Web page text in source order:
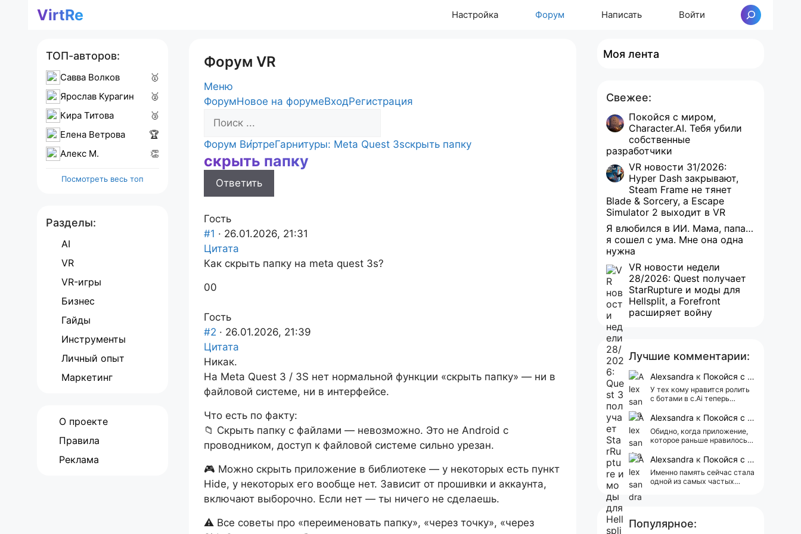
ПерейтиVirtRe Настройка Форум Написать Войти Поиск
Форум VR
Меню
Навигация
Форума
ФорумНовое на форумеВходРегистрация
Форум
breadcrumbs
-
Вы
Форум Ви́ртреГарнитуры: Meta Quest 3sскрыть папку
скрыть папку
Ответить
Гость
#1 · 26.01.2026, 21:31
Цитата
Как скрыть папку на meta quest 3s?
Голосуйте
палец
вниз.
0Голосуйте
палец
вверх.
0
Гость
#2 · 26.01.2026, 21:39
Цитата
Никак.
На Meta Quest 3 / 3S нет нормальной функции «скрыть папку» — ни в
файловой системе, ни в интерфейсе.
Что есть по факту:
📁 Скрыть папку с файлами — невозможно. Это не Android с
проводником, доступ к файловой системе сильно урезан.
🎮 Можно скрыть приложение в библиотеке — у некоторых есть пункт
Hide, у некоторых его вообще нет. Зависит от прошивки и аккаунта,
включают выборочно. Если нет — ты ничего не сделаешь.
⚠️ Все советы про «переименовать папку», «через точку», «через
ТОП-авторов:
Савва Волков
🥇
Ярослав Курагин
🥈
Кира Титова
🥉
Елена Ветрова
🏆
Алекс M.
👏
Посмотреть весь топ
Разделы:
AI
VR
VR-игры
Бизнес
Гайды
Инструменты
Личный опыт
Маркетинг
О проекте
Правила
Реклама
Моя лента
Свежее:
Покойся с миром,
Character.AI. Тебя убили
собственные
разработчики
VR новости 31/2026:
Hyper Dash закрывают,
Steam Frame не тянет
Blade & Sorcery, а Escape
Simulator 2 выходит в VR
Я влюбился в ИИ. Мама, папа…
я сошел с ума. Мне она одна
нужна
VR новости недели
28/2026: Quest получает
StarRupture и моды для
Hellsplit, а Forefront
расширяет войну
Лучшие комментарии:
Alexsandra к Покойся с миром, Character.AI. Тебя убили собственные разработчики
У тех кому нравится ролить
с ботами в c.Ai теперь
АААААА 😁 ХВАТИТ 🤯😖😵‍💫
Alexsandra к Покойся с миром, Character.AI. Тебя убили собственные разработчики
Обидно, когда приложение,
которое раньше нравилось, а
реклама 😢
Alexsandra к Покойся с миром, Character.AI. Тебя убили собственные разработчики
Именно память сейчас стала
одной из самых частых
Популярное: